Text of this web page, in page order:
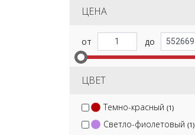
ЦЕНА
ЦВЕТ
Темно-красный (1)
Светло-фиолетовый (1)